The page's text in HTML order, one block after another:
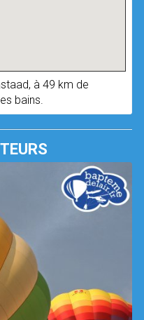
à 49 km de
bains.